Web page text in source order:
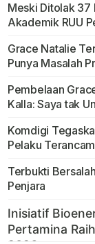
Meski Ditolak 37
Akademik RUU
Grace Natalie
Punya Masalah
Pembelaan
Kalla: Saya tak
Komdigi
Pelaku
Terbukti
Penjara